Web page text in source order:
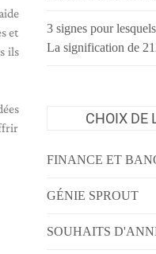
et
ils
3 signes pour
La signification de
CHOIX DE
FINANCE ET
GÉNIE SPROUT
SOUHAITS